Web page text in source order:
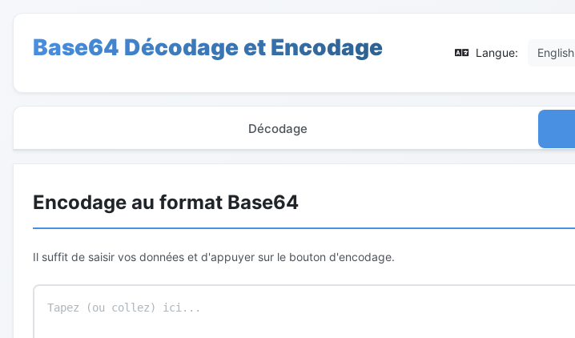
Base64 Décodage et Encodage Langue: English
Décodage
Encodage au format Base64
Il suffit de saisir vos données et d'appuyer sur le bouton d'encodage.